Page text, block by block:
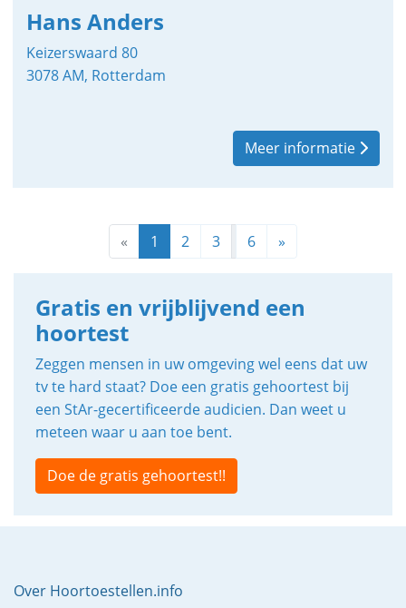
Hans Anders
Keizerswaard 80
3078 AM, Rotterdam
Meer informatie
« 1 2 3 6 »
Gratis en vrijblijvend een
hoortest
Zeggen mensen in uw omgeving wel eens dat uw
tv te hard staat? Doe een gratis gehoortest bij
een StAr-gecertificeerde audicien. Dan weet u
meteen waar u aan toe bent.
Doe de gratis gehoortest!!
Over Hoortoestellen.info